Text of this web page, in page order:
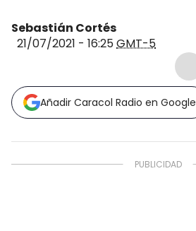
Sebastián Cortés
21/07/2021 - 16:25GMT-5
Añadir Caracol Radio en Google